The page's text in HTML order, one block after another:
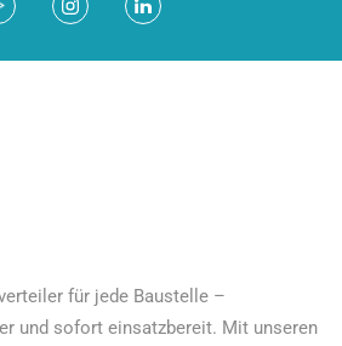
für jede Baustelle –
und sofort einsatzbereit. Mit unseren